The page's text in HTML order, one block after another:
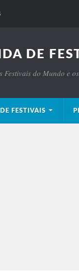
DE
do Mundo e
FESTIVAIS